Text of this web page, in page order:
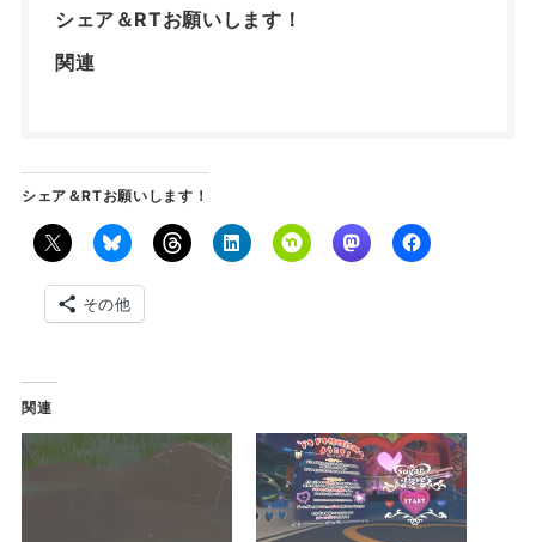
シェア＆RTお願いします！
関連
シェア＆RTお願いします！
その他
関連